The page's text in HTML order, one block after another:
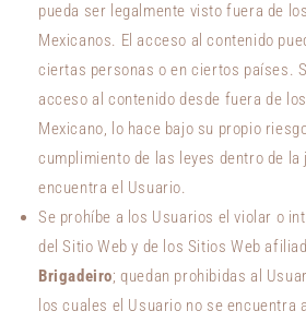
pueda ser legalmente visto fuera de
Mexicanos. El acceso al contenido
ciertas personas o en ciertos países.
acceso al contenido desde fuera de
Mexicano, lo hace bajo su propio
cumplimiento de las leyes dentro de
encuentra el Usuario.
Se prohíbe a los Usuarios el violar o
del Sitio Web y de los Sitios Web
Brigadeiro; quedan prohibidas al
los cuales el Usuario no se encuentra